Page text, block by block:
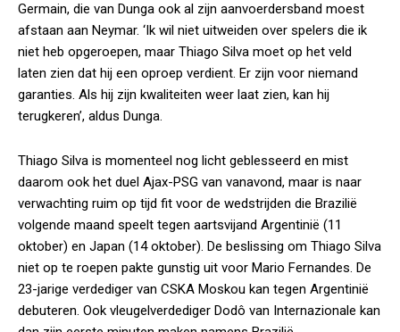
Germain, die van Dunga ook al zijn aanvoerdersband moest
afstaan aan Neymar. ‘Ik wil niet uitweiden over spelers die ik
niet heb opgeroepen, maar Thiago Silva moet op het veld
laten zien dat hij een oproep verdient. Er zijn voor niemand
garanties. Als hij zijn kwaliteiten weer laat zien, kan hij
terugkeren’, aldus Dunga.
Thiago Silva is momenteel nog licht geblesseerd en mist
daarom ook het duel Ajax-PSG van vanavond, maar is naar
verwachting ruim op tijd fit voor de wedstrijden die Brazilië
volgende maand speelt tegen aartsvijand Argentinië (11
oktober) en Japan (14 oktober). De beslissing om Thiago Silva
niet op te roepen pakte gunstig uit voor Mario Fernandes. De
23-jarige verdediger van CSKA Moskou kan tegen Argentinië
debuteren. Ook vleugelverdediger Dodô van Internazionale kan